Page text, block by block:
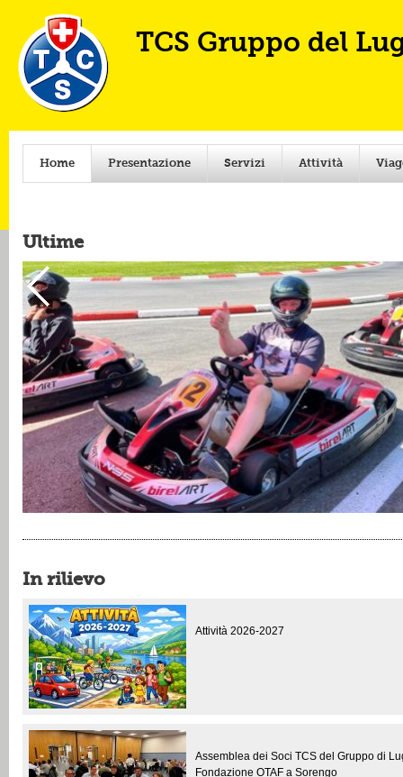
TCS Gruppo del
Home Presentazione Servizi Attività
Ultime
Giornata
Tutti in pista!
In rilievo
Attività 2026-2027
Assemblea dei Soci TCS del Gruppo di
Fondazione OTAF a Sorengo